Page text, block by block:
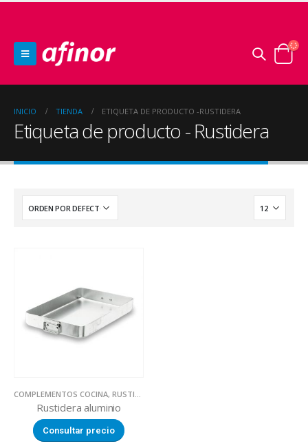
INICIO TIENDA ETIQUETA DE PRODUCTO -RUSTIDERA
Etiqueta de producto - Rustidera
COMPLEMENTOS COCINA, RUSTIDERAS
Rustidera aluminio
Consultar precio